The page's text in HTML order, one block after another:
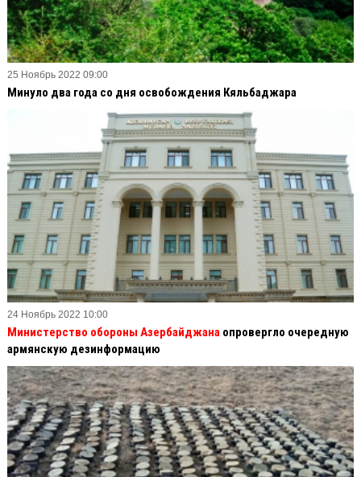
25 Ноябрь 2022 09:00
Минуло два года со дня освобождения Кяльбаджара
24 Ноябрь 2022 10:00
Министерство обороны Азербайджана опровергло очередную
армянскую дезинформацию